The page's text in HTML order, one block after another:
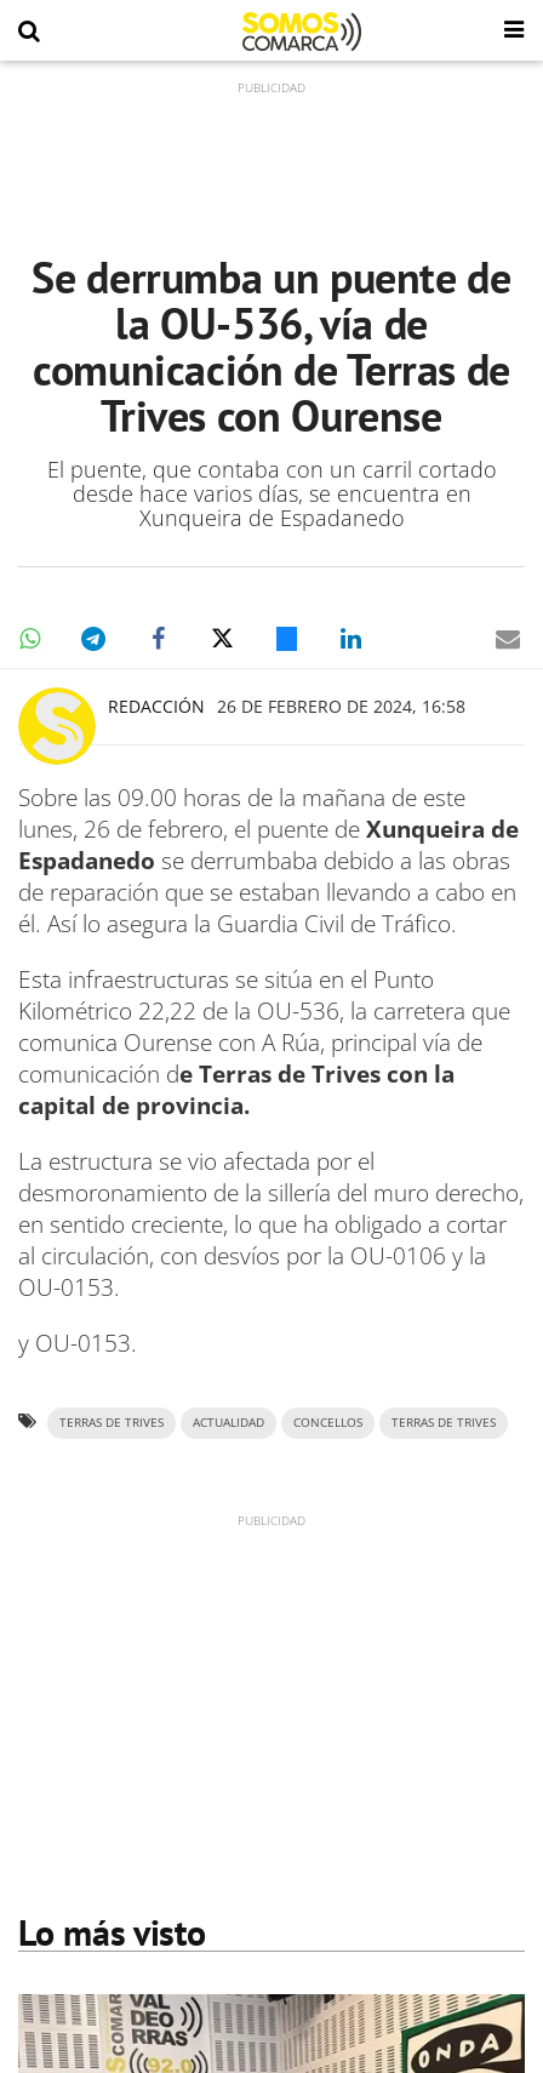
Se derrumba un puente de
la OU-536, vía de
comunicación de Terras de
Trives con Ourense
El puente, que contaba con un carril cortado
desde hace varios días, se encuentra en
Xunqueira de Espadanedo
REDACCIÓN 26 DE FEBRERO DE 2024, 16:58
Sobre las 09.00 horas de la mañana de este
lunes, 26 de febrero, el puente deXunqueira de
Espadanedo se derrumbaba debido a las obras
de reparación que se estaban llevando a cabo en
él. Así lo asegura la Guardia Civil de Tráfico.
Esta infraestructuras se sitúa en el Punto
Kilométrico 22,22 de la OU-536, la carretera que
comunica Ourense con A Rúa, principal vía de
comunicación de Terras de Trives con la
capital de provincia.
La estructura se vio afectada por el
desmoronamiento de la sillería del muro derecho,
en sentido creciente, lo que ha obligado a cortar
al circulación, con desvíos por la OU-0106 y la
OU-0153.
y OU-0153.
TERRAS DE TRIVES ACTUALIDAD CONCELLOS TERRAS DE TRIVES
Lo más visto